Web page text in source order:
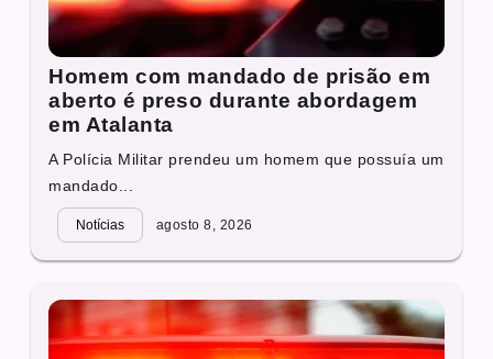
Homem com mandado de prisão em
aberto é preso durante abordagem
em Atalanta
A Polícia Militar prendeu um homem que possuía um
mandado...
Notícias agosto 8, 2026